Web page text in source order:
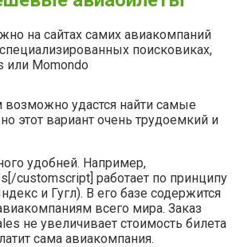
на сайтах самих авиакомпаний
поисковиках,
или Momondo
удастся найти самые
этот вариант очень трудоемкий и
удобней. Например,
customscript] работает по принципу
и Гугл). В его базе содержится
всего мира. Заказ
не увеличивает стоимость билета
сама авиакомпания.